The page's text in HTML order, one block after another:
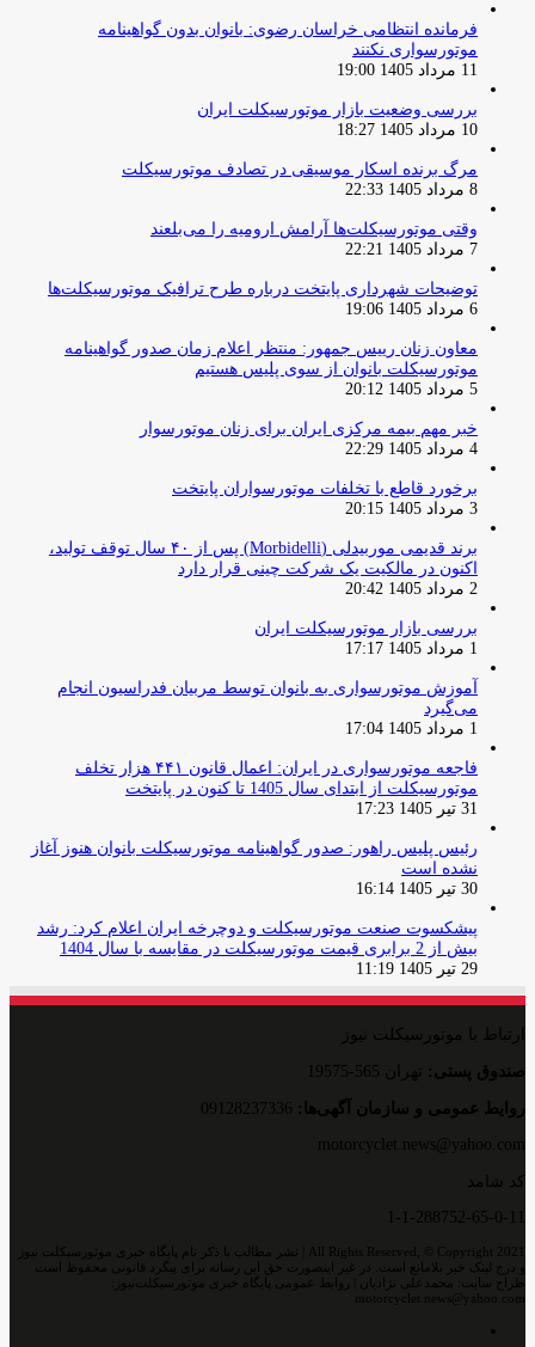
فرمانده انتظامی خراسان رضوی: بانوان بدون گواهینامه
موتورسواری نکنند
11 مرداد 1405 19:00
بررسی وضعیت بازار موتورسیکلت ایران
10 مرداد 1405 18:27
مرگ برنده اسکار موسیقی در تصادف موتورسیکلت
8 مرداد 1405 22:33
وقتی موتورسیکلت‌ها آرامش ارومیه را می‌بلعند
7 مرداد 1405 22:21
توضیحات شهرداری پایتخت درباره طرح ترافیک موتورسیکلت‌ها
6 مرداد 1405 19:06
معاون زنان رییس جمهور: منتظر اعلام زمان صدور گواهینامه
موتورسیکلت بانوان از سوی پلیس هستیم
5 مرداد 1405 20:12
خبر مهم بیمه مرکزی ایران برای زنان موتورسوار
4 مرداد 1405 22:29
برخورد قاطع با تخلفات موتورسواران پایتخت
3 مرداد 1405 20:15
برند قدیمی موربیدلی (Morbidelli) پس از ۴۰ سال توقف تولید،
اکنون در مالکیت یک شرکت چینی قرار دارد
2 مرداد 1405 20:42
بررسی بازار موتورسیکلت ایران
1 مرداد 1405 17:17
آموزش موتورسواری به بانوان توسط مربیان فدراسیون انجام
می‌گیرد
1 مرداد 1405 17:04
فاجعه موتورسواری در ایران: اعمال قانون ۴۴۱ هزار تخلف
موتورسیکلت از ابتدای سال 1405 تا کنون در پایتخت
31 تیر 1405 17:23
رئیس پلیس راهور: صدور گواهینامه موتورسیکلت بانوان هنوز آغاز
نشده است
30 تیر 1405 16:14
پیشکسوت صنعت موتورسیکلت و دوچرخه ایران اعلام کرد: رشد
بیش از 2 برابری قیمت موتورسیکلت در مقایسه با سال 1404
29 تیر 1405 11:19
ارتباط با موتورسیکلت نیوز
صندوق پستی: تهران 565-19575
روایط عمومی و سازمان آگهی‌ها:
motorcyclet.news@yahoo.com
کد شامد
1-1-288752-65-0-11
All Rights Reserved, © Copyright 2021 | نشر مطالب با ذکر نام پایگاه خبری موتورسیکلت نیوز
و درج لینک خبر بلامانع است. در غیر اینصورت حق این رسانه برای پیگرد قانونی محفوظ است
طراح سایت: محمدعلی نژادیان | روابط عمومی پایگاه خبری موتورسیکلت‌نیوز:
motorcyclet.news@yahoo.com